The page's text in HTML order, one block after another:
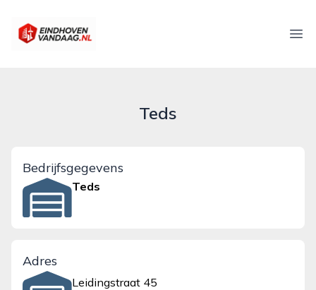
eindhovenvandaag.nl
Teds
Bedrijfsgegevens
Teds
Adres
Leidingstraat 45